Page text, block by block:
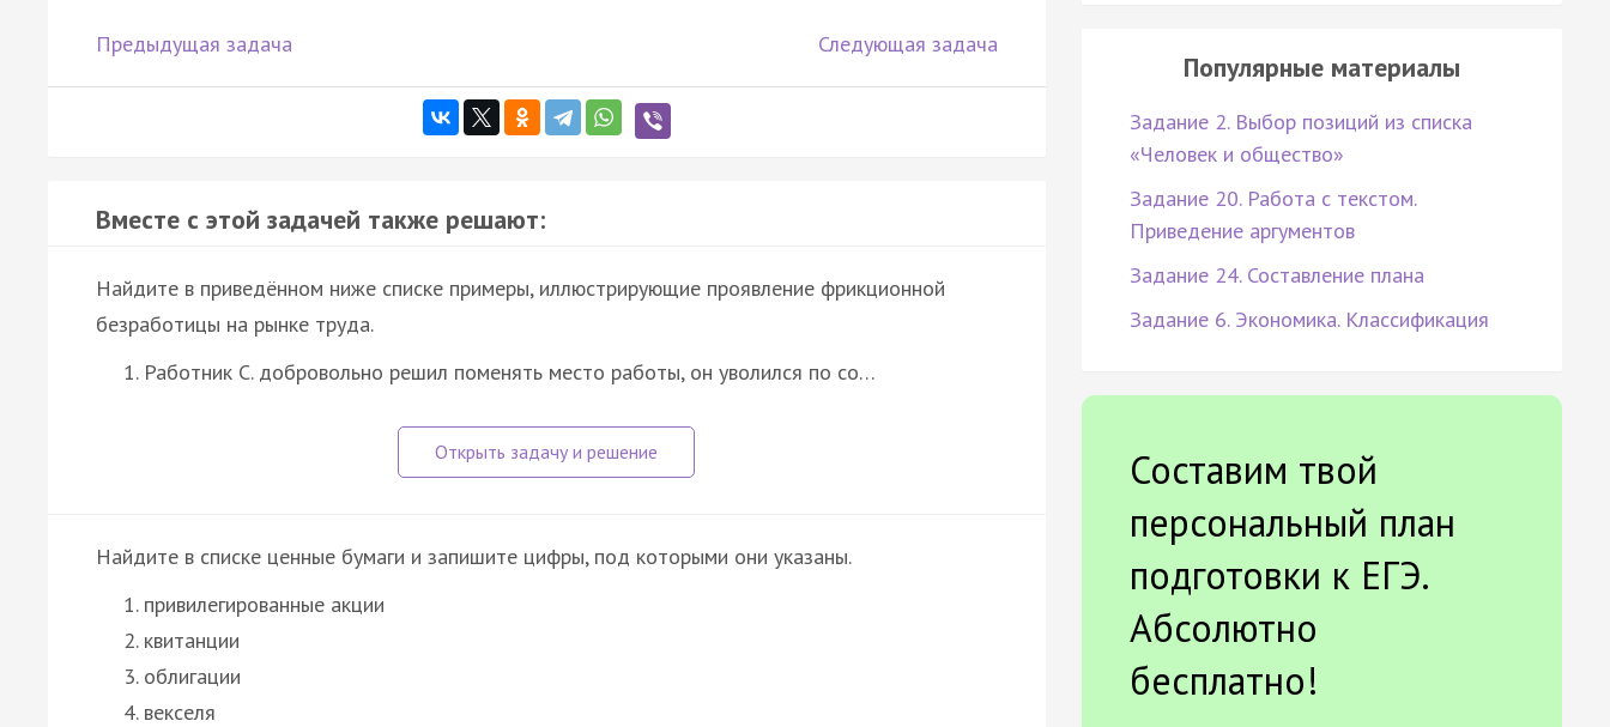
Предыдущая задача Следующая задача
Вместе с этой задачей также решают:
Найдите в приведённом ниже списке примеры, иллюстрирующие проявление фрикционной
безработицы на рынке труда.
Работник С. добровольно решил поменять место работы, он уволился по со…
Найдите в списке ценные бумаги и запишите цифры, под которыми они указаны.
привилегированные акции
квитанции
облигации
векселя
Популярные материалы
Задание 2. Выбор позиций из списка
«Человек и общество»
Задание 20. Работа с текстом.
Приведение аргументов
Задание 24. Составление плана
Задание 6. Экономика. Классификация
Составим твой
персональный план
подготовки к ЕГЭ.
Абсолютно
бесплатно!